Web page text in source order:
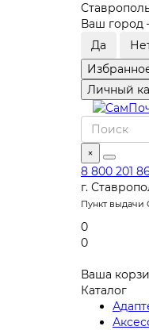
Ваш город
Личный
×
8 800 201
г.
Пункт
0
0
Ваша
Каталог